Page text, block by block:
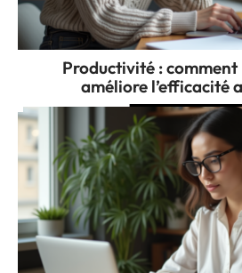
Productivité :
améliore l’efficacité